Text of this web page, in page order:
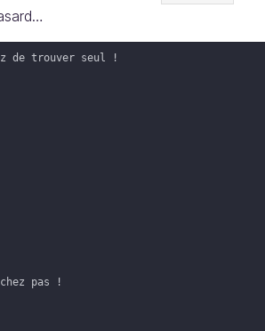
de trouver seul !
pas !